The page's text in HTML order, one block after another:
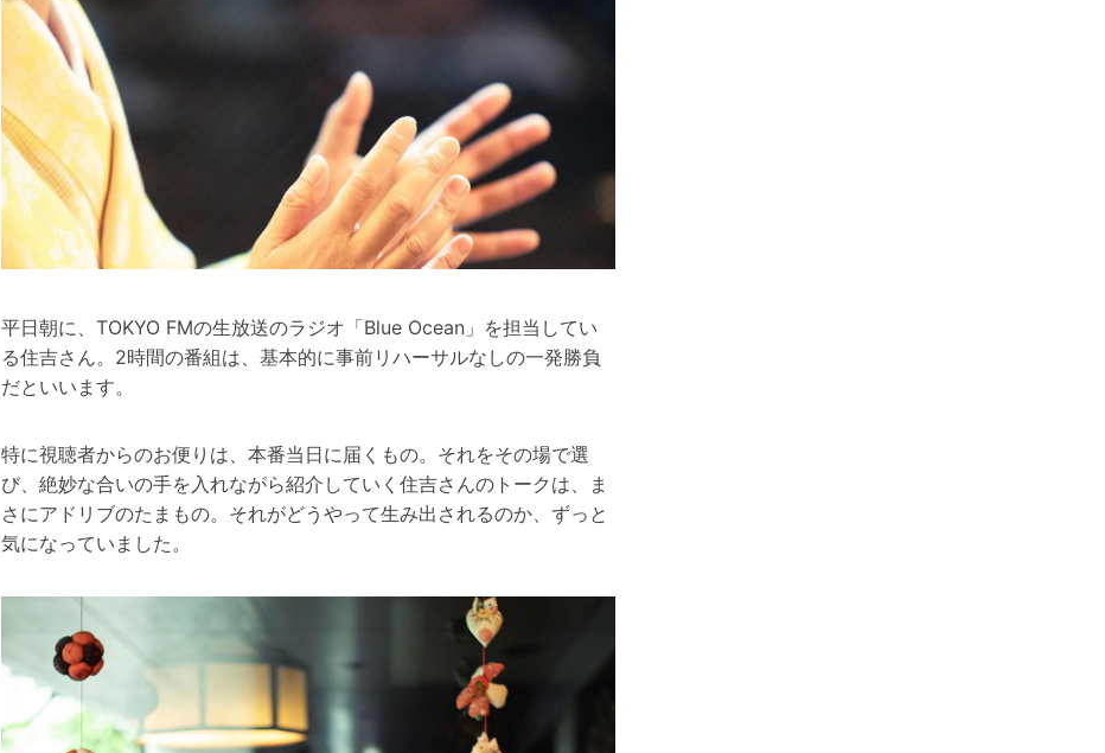
平日朝に、TOKYO FMの生放送のラジオ「Blue Ocean」を担当してい
る住吉さん。2時間の番組は、基本的に事前リハーサルなしの一発勝負
だといいます。
特に視聴者からのお便りは、本番当日に届くもの。それをその場で選
び、絶妙な合いの手を入れながら紹介していく住吉さんのトークは、ま
さにアドリブのたまもの。それがどうやって生み出されるのか、ずっと
気になっていました。